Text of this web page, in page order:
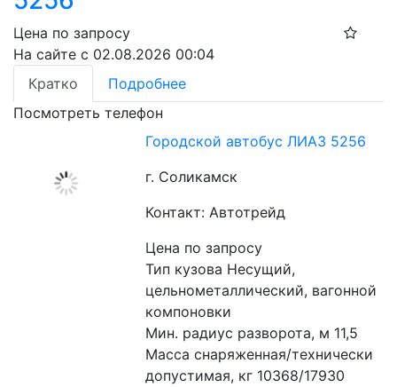
Цена по запросу
На сайте с 02.08.2026 00:04
Кратко
Подробнее
Посмотреть телефон
Городской автобус ЛИАЗ 5256
г. Соликамск
Контакт: Автотрейд
Цена по запросу
Тип кузова Несущий,
цельнометаллический, вагонной
компоновки
Мин. радиус разворота, м 11,5
Масса снаряженная/технически
допустимая, кг 10368/17930